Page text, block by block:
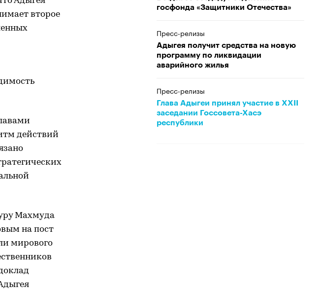
второе
действий
Махмуда
на пост
мирового
госфонда «Защитники Отечества»
Пресс-релизы
Адыгея получит средства на новую
программу по ликвидации
аварийного жилья
Пресс-релизы
Глава Адыгеи принял участие в XXII
заседании Госсовета-Хасэ
республики